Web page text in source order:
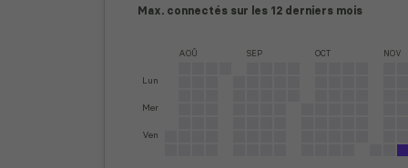
Max. connectés sur les 12 derniers mois
Lun
Mer
Ven
AOÛ SEP OCT NOV